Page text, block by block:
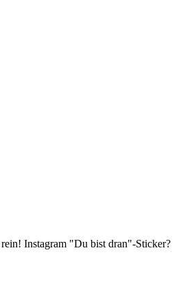
Instagram "Du bist dran"-Sticker?